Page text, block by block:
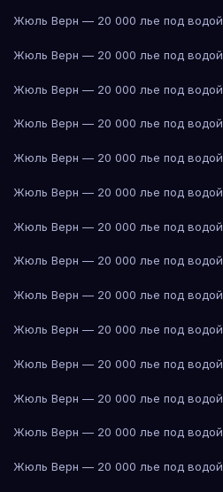
Жюль Верн — 20 000 лье под водой
Жюль Верн — 20 000 лье под водой
Жюль Верн — 20 000 лье под водой
Жюль Верн — 20 000 лье под водой
Жюль Верн — 20 000 лье под водой
Жюль Верн — 20 000 лье под водой
Жюль Верн — 20 000 лье под водой
Жюль Верн — 20 000 лье под водой
Жюль Верн — 20 000 лье под водой
Жюль Верн — 20 000 лье под водой
Жюль Верн — 20 000 лье под водой
Жюль Верн — 20 000 лье под водой
Жюль Верн — 20 000 лье под водой
Жюль Верн — 20 000 лье под водой